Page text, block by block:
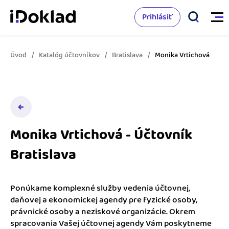
Sledovanie cashflow
Prepojenie na ďalšie systémy
Spriatelení účtovníci
Vzdelanie
Nápoveda
Ako začať s podnikaním
Ako sa vyznať vo fakturácii
Prihlásiť
Úvod Katalóg účtovníkov Bratislava Monika Vrtichová
Monika Vrtichová - Účtovník
Bratislava
Ponúkame komplexné služby vedenia účtovnej,
daňovej a ekonomickej agendy pre fyzické osoby,
právnické osoby a neziskové organizácie. Okrem
spracovania Vašej účtovnej agendy Vám poskytneme